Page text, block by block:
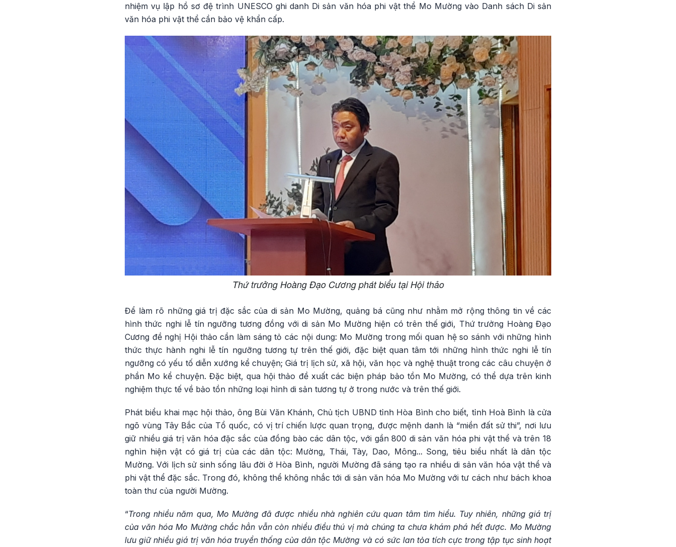
nhiệm vụ lập hồ sơ đệ trình UNESCO ghi danh Di sản văn hóa phi vật thể Mo Mường vào Danh sách Di sản
văn hóa phi vật thể cần bảo vệ khẩn cấp.
Thứ trưởng Hoàng Đạo Cương phát biểu tại Hội thảo
Để làm rõ những giá trị đặc sắc của di sản Mo Mường, quảng bá cũng như nhằm mở rộng thông tin về các
hình thức nghi lễ tín ngưỡng tương đồng với di sản Mo Mường hiện có trên thế giới, Thứ trưởng Hoàng Đạo
Cương đề nghị Hội thảo cần làm sáng tỏ các nội dung: Mo Mường trong mối quan hệ so sánh với những hình
thức thực hành nghi lễ tín ngưỡng tương tự trên thế giới, đặc biệt quan tâm tới những hình thức nghi lễ tín
ngưỡng có yếu tố diễn xướng kể chuyện; Giá trị lịch sử, xã hội, văn học và nghệ thuật trong các câu chuyện ở
phần Mo kể chuyện. Đặc biệt, qua hội thảo đề xuất các biện pháp bảo tồn Mo Mường, có thể dựa trên kinh
nghiệm thực tế về bảo tồn những loại hình di sản tương tự ở trong nước và trên thế giới.
Phát biểu khai mạc hội thảo, ông Bùi Văn Khánh, Chủ tịch UBND tỉnh Hòa Bình cho biết, tỉnh Hoà Bình là cửa
ngõ vùng Tây Bắc của Tổ quốc, có vị trí chiến lược quan trọng, được mệnh danh là “miền đất sử thi”, nơi lưu
giữ nhiều giá trị văn hóa đặc sắc của đồng bào các dân tộc, với gần 800 di sản văn hóa phi vật thể và trên 18
nghìn hiện vật có giá trị của các dân tộc: Mường, Thái, Tày, Dao, Mông... Song, tiêu biểu nhất là dân tộc
Mường. Với lịch sử sinh sống lâu đời ở Hòa Bình, người Mường đã sáng tạo ra nhiều di sản văn hóa vật thể và
phi vật thể đặc sắc. Trong đó, không thể không nhắc tới di sản văn hóa Mo Mường với tư cách như bách khoa
toàn thư của người Mường.
“Trong nhiều năm qua, Mo Mường đã được nhiều nhà nghiên cứu quan tâm tìm hiểu. Tuy nhiên, những giá trị
của văn hóa Mo Mường chắc hẳn vẫn còn nhiều điều thú vị mà chúng ta chưa khám phá hết được. Mo Mường
lưu giữ nhiều giá trị văn hóa truyền thống của dân tộc Mường và có sức lan tỏa tích cực trong tập tục sinh hoạt